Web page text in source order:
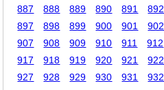
887
888 889 890 891 892
897
898 899 900 901 902
907
908 909 910 911 912
917
918 919 920 921 922
927
928 929 930 931 932